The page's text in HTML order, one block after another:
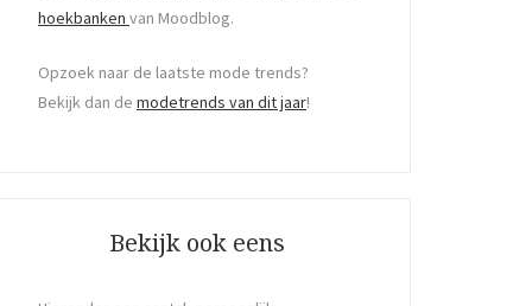
hoekbanken van Moodblog.
Opzoek naar de laatste mode trends?
Bekijk dan de modetrends van dit jaar!
Bekijk ook eens